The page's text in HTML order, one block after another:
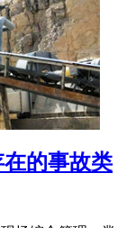
的事故类